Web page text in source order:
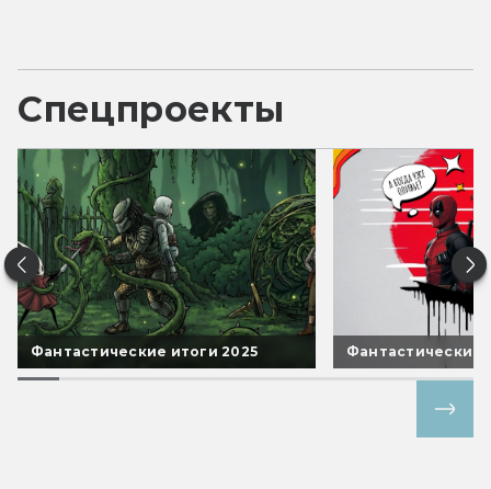
Спецпроекты
Фантастические итоги 2025 Фантастические